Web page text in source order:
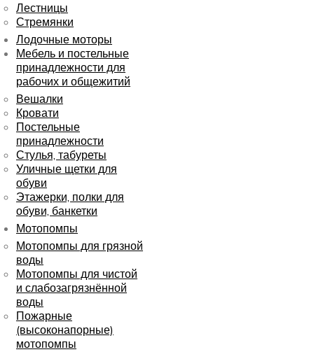
Лестницы
Стремянки
Лодочные моторы
Мебель и постельные
принадлежности для
рабочих и общежитий
Вешалки
Кровати
Постельные
принадлежности
Стулья, табуреты
Уличные щетки для
обуви
Этажерки, полки для
обуви, банкетки
Мотопомпы
Мотопомпы для грязной
воды
Мотопомпы для чистой
и слабозагрязнённой
воды
Пожарные
(высоконапорные)
мотопомпы